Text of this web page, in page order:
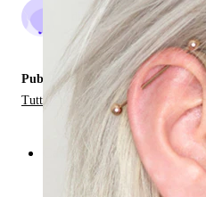
2
Pubblicato in:
Tutto Sui Piercing Intimi
Categories
Ombelico